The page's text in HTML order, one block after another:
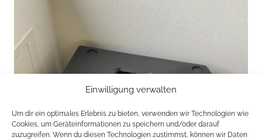
Einwilligung verwalten
Um dir ein optimales Erlebnis zu bieten, verwenden wir Technologien wie
Cookies, um Geräteinformationen zu speichern und/oder darauf
zuzugreifen. Wenn du diesen Technologien zustimmst, können wir Daten